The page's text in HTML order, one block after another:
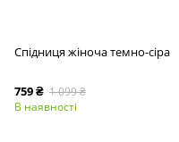
Спідниця жіноча темно-сіра
759 ₴ 1 099 ₴
В наявності